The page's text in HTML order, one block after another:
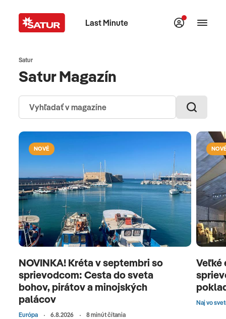
Last Minute
Satur
Satur Magazín
NOVÉ
NOVINKA! Kréta v septembri so
sprievodcom: Cesta do sveta
bohov, pirátov a minojských
palácov
Európa 6.8.2026 8 minút čítania
Veľké
Naj vo